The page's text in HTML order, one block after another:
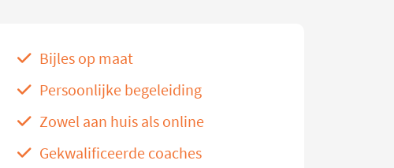
Bijles op maat
Persoonlijke begeleiding
Zowel aan huis als online
Gekwalificeerde coaches